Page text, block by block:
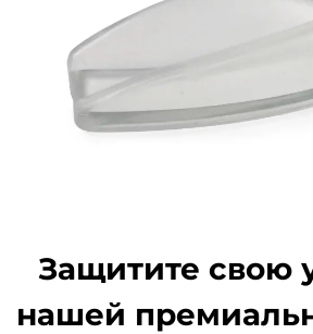
Защитите свою
нашей